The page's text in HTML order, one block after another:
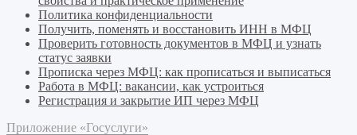
Политика конфиденциальности
Получить, поменять и восстановить ИНН в МФЦ
Проверить готовность документов в МФЦ и узнать
статус заявки
Прописка через МФЦ: как прописаться и выписаться
Работа в МФЦ: вакансии, как устроиться
Регистрация и закрытие ИП через МФЦ
Приложение «Госуслуги»